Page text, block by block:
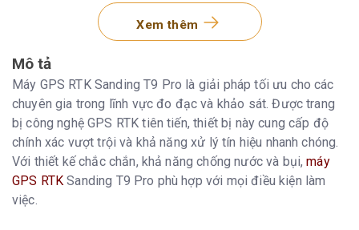
Thời gian sử
dụng:
động)
Thời gian sạc:
Khoảng 2 - 3 giờ
Màn hình:
Loại:
Màn hình cảm ứng LCD
Kích thước:
5.5 inch
Độ phân giải:
Xem thêm
Mô tả
Máy GPS RTK Sanding T9 Pro là giải pháp tối ưu cho các
chuyên gia trong lĩnh vực đo đạc và khảo sát. Được trang
bị công nghệGPS RTK tiên tiến, thiết bị này cung cấp độ
chính xác vượt trội và khả năng xử lý tín hiệu nhanh chóng.
Với thiết kế chắc chắn, khả năng chống nước và bụi,máy
GPS RTK Sanding T9 Pro phù hợp với mọi điều kiện làm
việc.